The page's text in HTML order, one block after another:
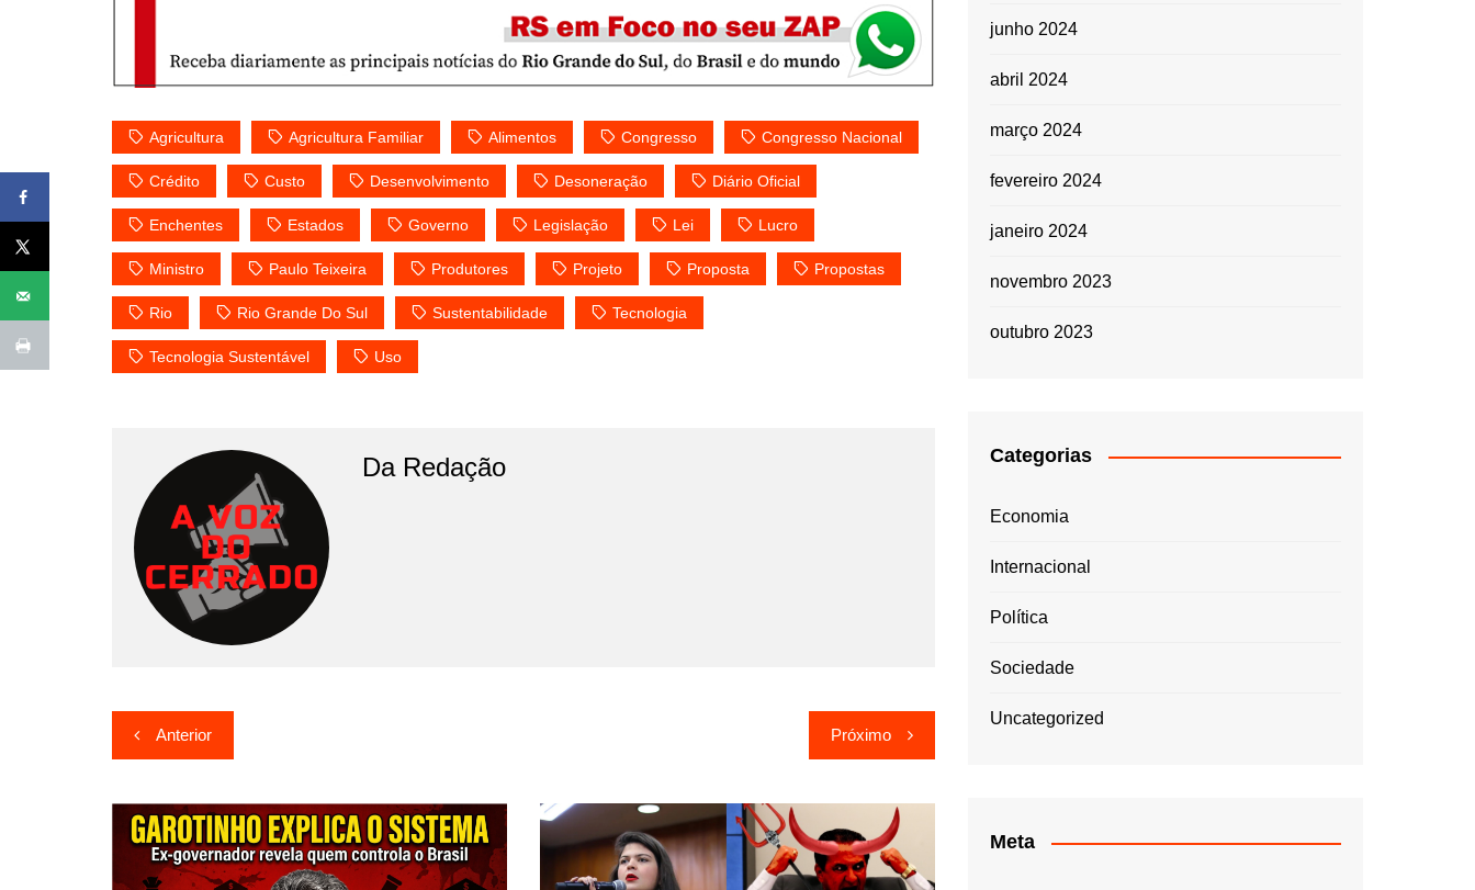
Agricultura Agricultura Familiar Alimentos Congresso Congresso Nacional
Crédito Custo Desenvolvimento Desoneração Diário Oficial
Enchentes Estados Governo Legislação Lei Lucro
Ministro Paulo Teixeira Produtores Projeto Proposta Propostas
Rio Rio Grande Do Sul Sustentabilidade Tecnologia
Tecnologia Sustentável Uso
Da Redação
Navegação
de
Post
Anterior Próximo
junho 2024
abril 2024
março 2024
fevereiro 2024
janeiro 2024
novembro 2023
outubro 2023
Categorias
Economia
Internacional
Política
Sociedade
Uncategorized
Meta